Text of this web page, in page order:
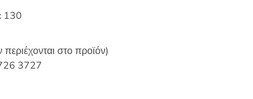
130
περιέχονται στο προϊόν)
3727